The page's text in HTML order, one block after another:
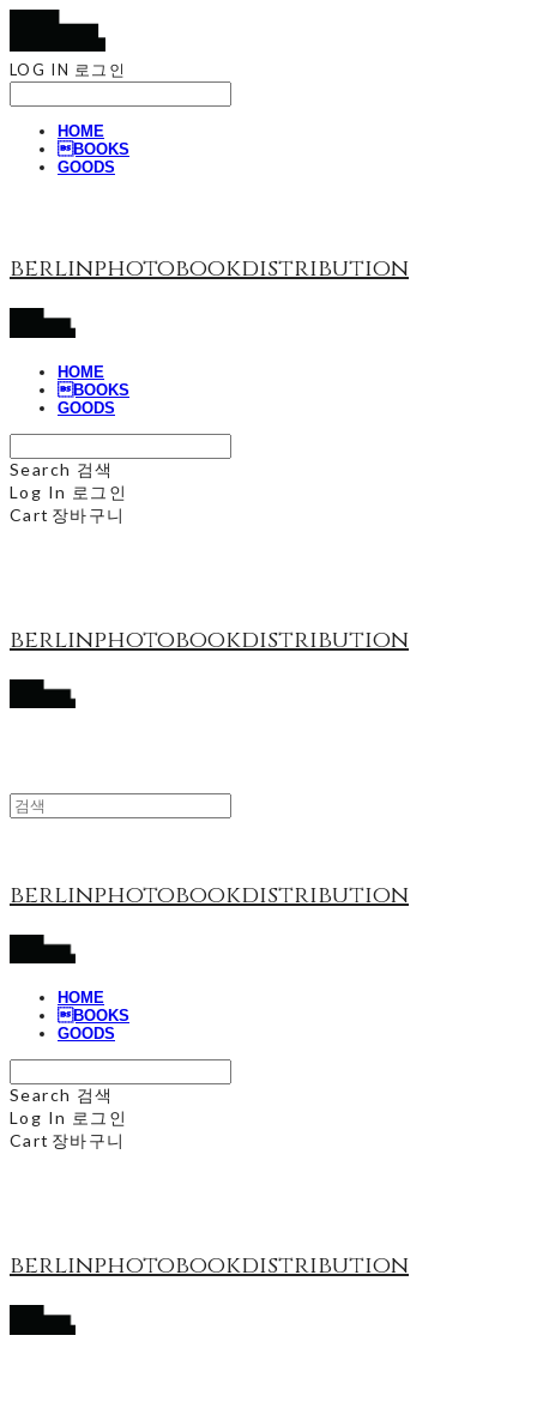
LOG IN 로그인
HOME
BOOKS
GOODS
berlinphotobookdistribution
HOME
BOOKS
GOODS
Search 검색
Log In 로그인
Cart 장바구니
berlinphotobookdistribution
berlinphotobookdistribution
HOME
BOOKS
GOODS
Search 검색
Log In 로그인
Cart 장바구니
berlinphotobookdistribution